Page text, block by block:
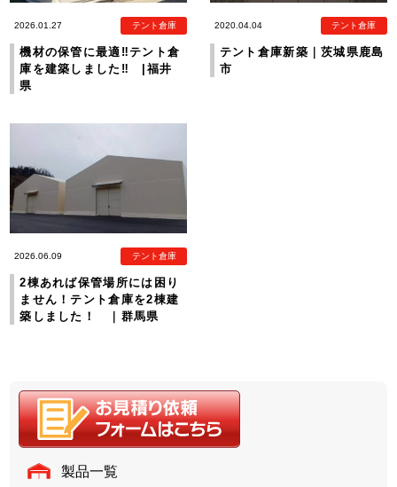
2026.01.27 テント倉庫
機材の保管に最適‼テント倉
庫を建築しました‼ |福井
県
2020.04.04 テント倉庫
テント倉庫新築｜茨城県鹿島
市
2026.06.09 テント倉庫
2棟あれば保管場所には困り
ません！テント倉庫を2棟建
築しました！ ｜群馬県
製品一覧